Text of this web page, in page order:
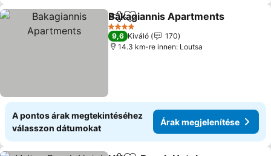
Megosztás
Hozzáadás a kedvencekhez
Bakagiannis Apartments
4 Kategória
9,6 Kiváló
170
14.3 km-re innen: Loutsa
A pontos árak megtekintéséhez
válasszon dátumokat
Árak megjelenítése